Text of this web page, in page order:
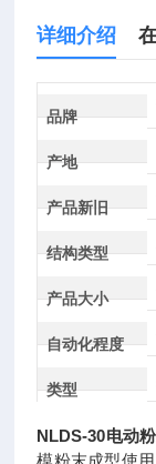
详细介绍
品牌
产地
产品新旧
结构类型
产品大小
自动化程度
类型
NLDS-30电动
模粉末成型使